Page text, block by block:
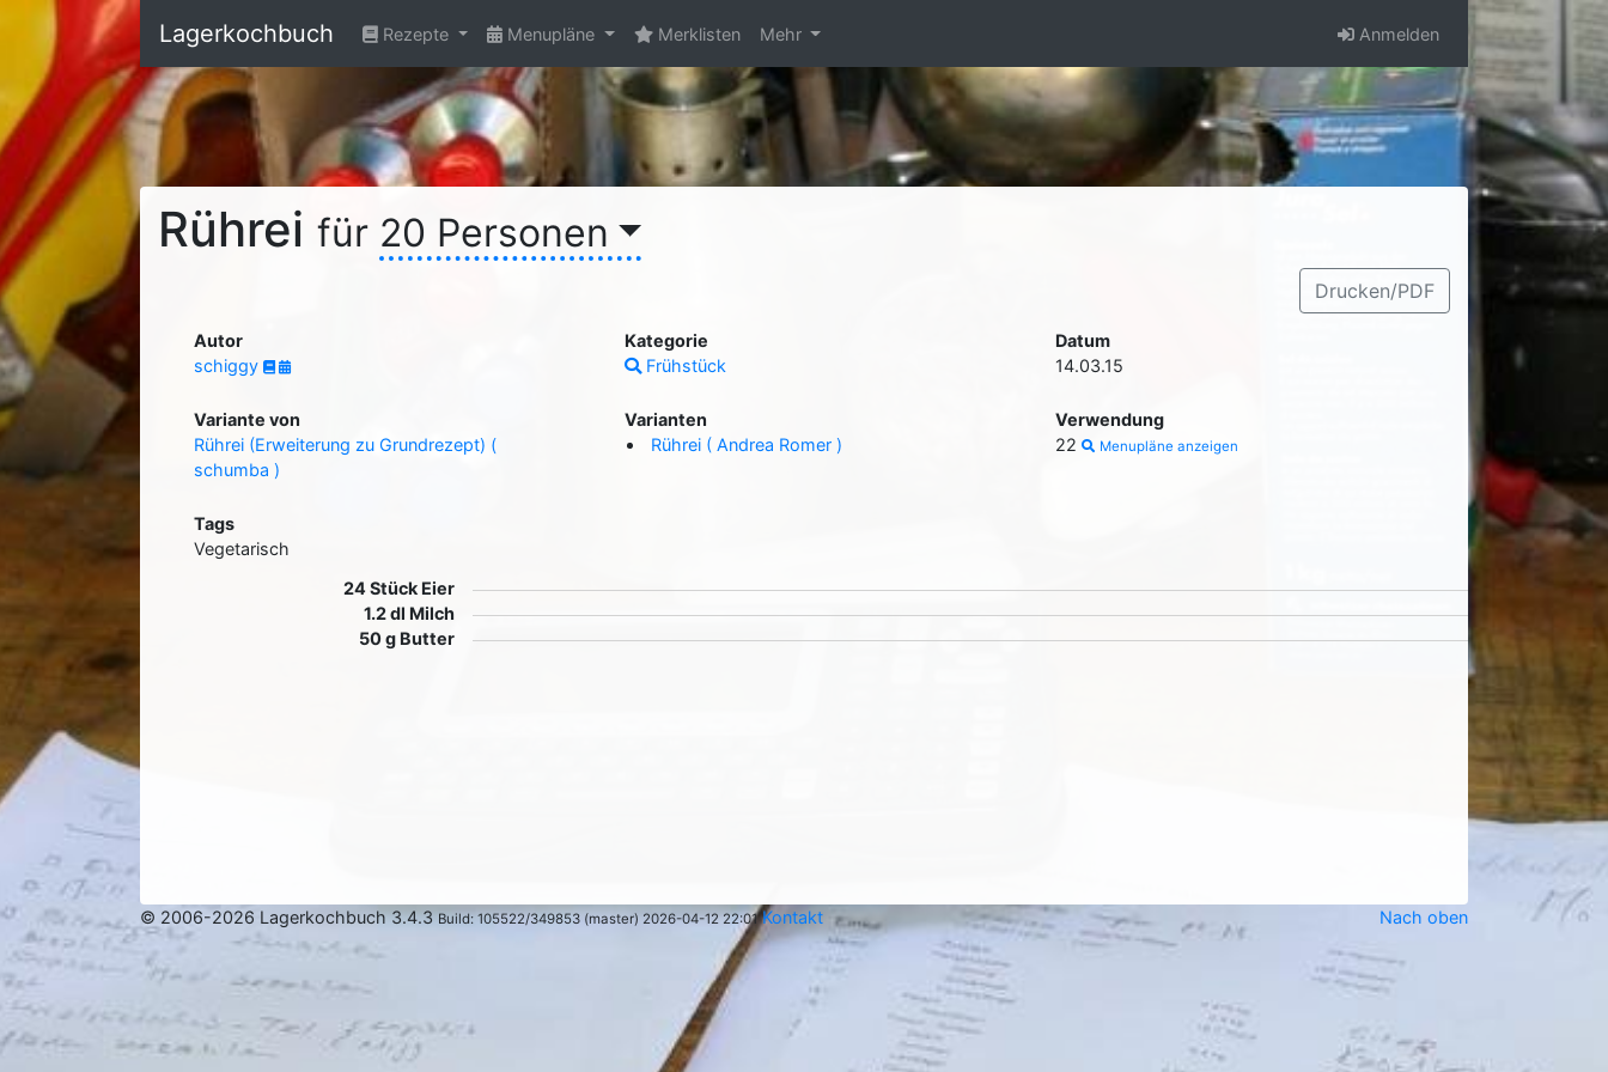
Lagerkochbuch Rezepte Menupläne Merklisten Mehr Anmelden
Rührei für 20 Personen
Drucken/PDF
Autor
schiggy
Kategorie
Frühstück
Datum
14.03.15
Variante von
Rührei (Erweiterung zu Grundrezept) (
schumba )
Varianten
Rührei ( Andrea Romer )
Verwendung
22
Menupläne anzeigen
Tags
Vegetarisch
24 Stück Eier
1.2 dl Milch
50 g Butter
Nach oben
© 2006-2026 Lagerkochbuch 3.4.3Build: 105522/349853 (master) 2026-04-12 22:01 Kontakt